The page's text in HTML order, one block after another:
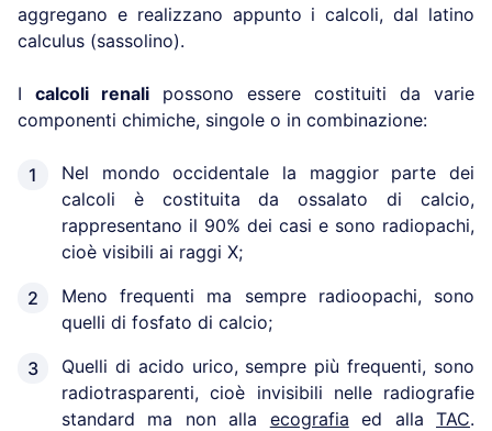
aggregano e realizzano appunto i calcoli, dal latino
calculus (sassolino).
I calcoli renali possono essere costituiti da varie
componenti chimiche, singole o in combinazione:
Nel mondo occidentale la maggior parte dei
calcoli è costituita da ossalato di calcio,
rappresentano il 90% dei casi e sono radiopachi,
cioè visibili ai raggi X;
Meno frequenti ma sempre radioopachi, sono
quelli di fosfato di calcio;
Quelli di acido urico, sempre più frequenti, sono
radiotrasparenti, cioè invisibili nelle radiografie
standard ma non alla ecografia ed allaTAC.